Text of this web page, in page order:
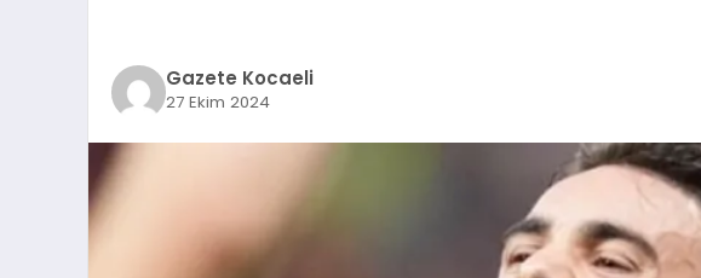
Gazete Kocaeli
27 Ekim 2024